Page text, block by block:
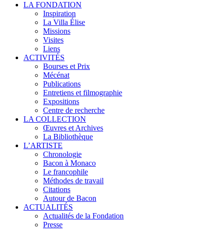
LA FONDATION
Inspiration
La Villa Élise
Missions
Visites
Liens
ACTIVITÉS
Bourses et Prix
Mécénat
Publications
Entretiens et filmographie
Expositions
Centre de recherche
LA COLLECTION
Œuvres et Archives
La Bibliothèque
L’ARTISTE
Chronologie
Bacon à Monaco
Le francophile
Méthodes de travail
Citations
Autour de Bacon
ACTUALITÉS
Actualités de la Fondation
Presse